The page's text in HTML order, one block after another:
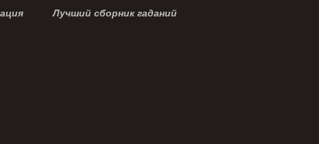
Лучший сборник гаданий